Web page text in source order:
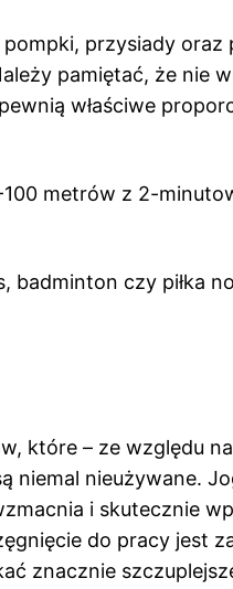
przysiady oraz
pamiętać, że nie
właściwe
metrów z 2-
badminton czy piłka
które – ze względu
niemal nieużywane.
i skutecznie
do pracy jest
znacznie